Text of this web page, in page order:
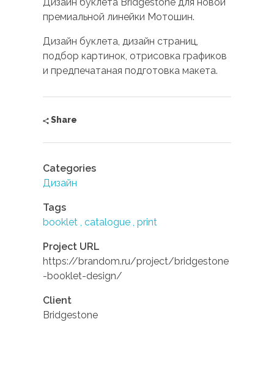
Дизайн буклета Bridgestone для новой
премиальной линейки Мотошин.
Дизайн буклета, дизайн страниц,
подбор картинок, отрисовка графиков
и предпечатаная подготовка макета.
Share
Categories
Дизайн
Tags
booklet catalogue print
Project URL
https://brandom.ru/project/bridgestone
-booklet-design/
Client
Bridgestone